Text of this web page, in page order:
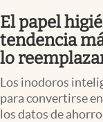
El papel
tendencia
lo
Los inodoros
para convertirse
los datos de